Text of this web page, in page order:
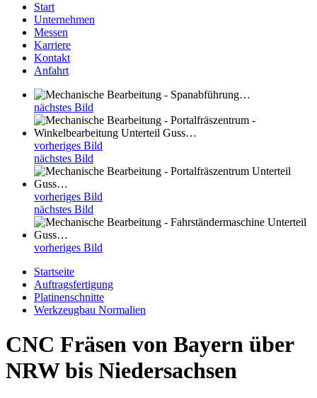
Start
Unternehmen
Messen
Karriere
Kontakt
Anfahrt
nächstes Bild
vorheriges Bild
nächstes Bild
vorheriges Bild
nächstes Bild
vorheriges Bild
Startseite
Auftragsfertigung
Platinenschnitte
Werkzeugbau Normalien
CNC Fräsen von Bayern über
NRW bis Niedersachsen